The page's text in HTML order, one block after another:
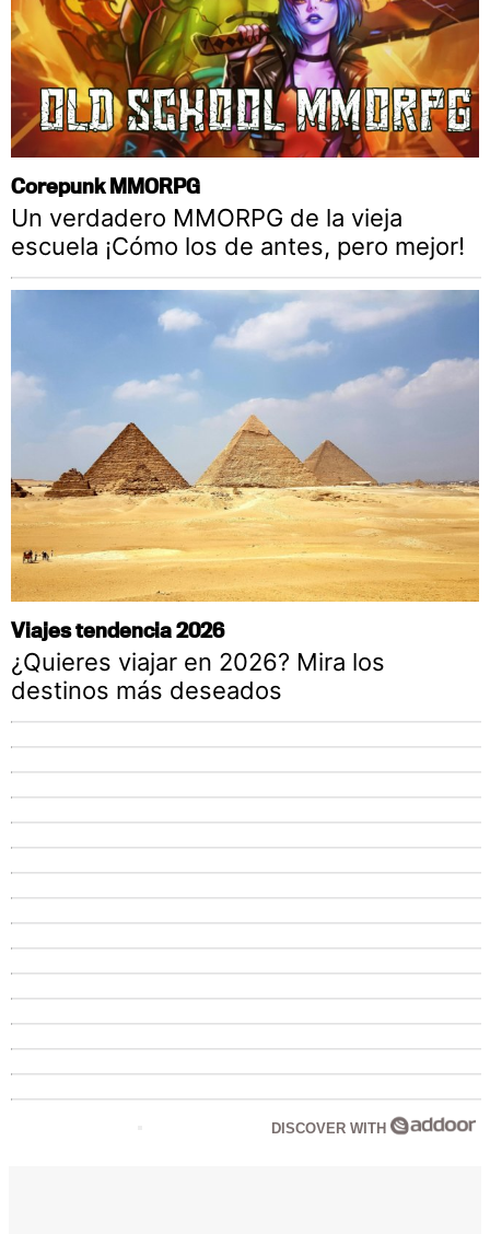
Corepunk MMORPG
Un verdadero MMORPG de la vieja
escuela ¡Cómo los de antes, pero mejor!
Viajes tendencia 2026
¿Quieres viajar en 2026? Mira los
destinos más deseados
DISCOVER WITH